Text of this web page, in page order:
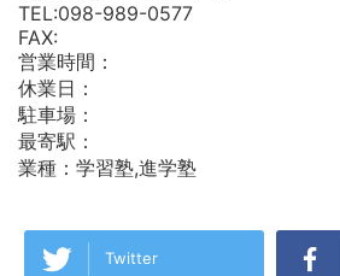
TEL:098-989-0577
FAX:
営業時間：
休業日：
駐車場：
最寄駅：
業種：学習塾,進学塾
Twitter